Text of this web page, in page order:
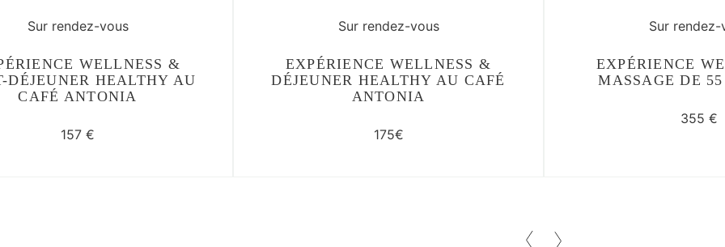
Sur rendez-vous
WELLNESS &
DÉJEUNER HEALTHY AU
CAFÉ ANTONIA
157 €
Sur rendez-vous
EXPÉRIENCE WELLNESS &
DÉJEUNER HEALTHY AU CAFÉ
ANTONIA
175€
Sur rendez-
EXPÉRIENCE
MASSAGE DE
355 €